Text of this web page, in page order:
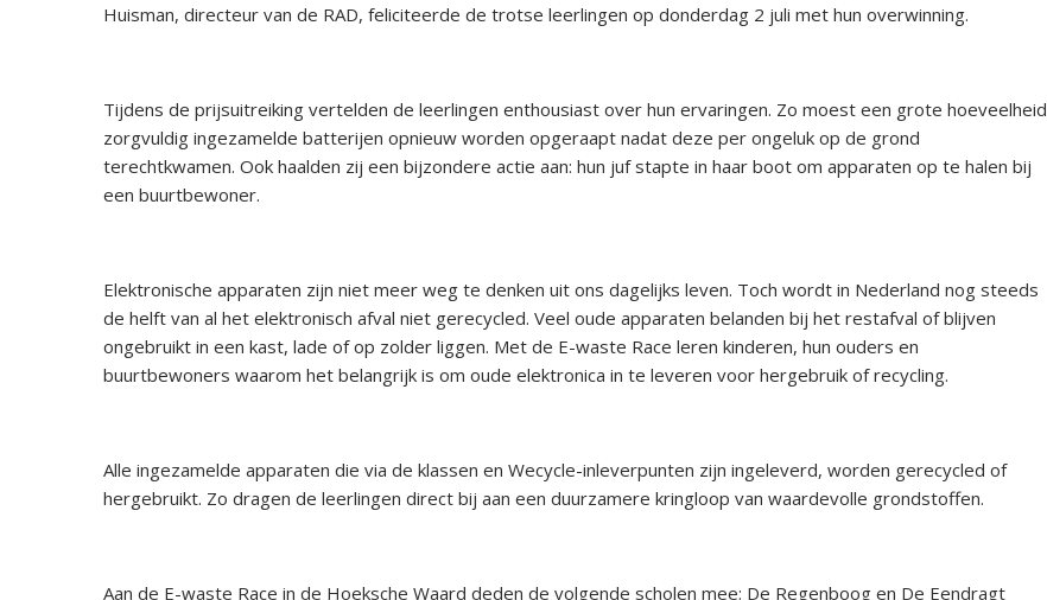
Huisman, directeur van de RAD, feliciteerde de trotse leerlingen op donderdag 2 juli met hun overwinning.
Tijdens de prijsuitreiking vertelden de leerlingen enthousiast over hun ervaringen. Zo moest een grote hoeveelheid
zorgvuldig ingezamelde batterijen opnieuw worden opgeraapt nadat deze per ongeluk op de grond
terechtkwamen. Ook haalden zij een bijzondere actie aan: hun juf stapte in haar boot om apparaten op te halen bij
een buurtbewoner.
Elektronische apparaten zijn niet meer weg te denken uit ons dagelijks leven. Toch wordt in Nederland nog steeds
de helft van al het elektronisch afval niet gerecycled. Veel oude apparaten belanden bij het restafval of blijven
ongebruikt in een kast, lade of op zolder liggen. Met de E-waste Race leren kinderen, hun ouders en
buurtbewoners waarom het belangrijk is om oude elektronica in te leveren voor hergebruik of recycling.
Alle ingezamelde apparaten die via de klassen en Wecycle-inleverpunten zijn ingeleverd, worden gerecycled of
hergebruikt. Zo dragen de leerlingen direct bij aan een duurzamere kringloop van waardevolle grondstoffen.
Aan de E-waste Race in de Hoeksche Waard deden de volgende scholen mee: De Regenboog en De Eendragt